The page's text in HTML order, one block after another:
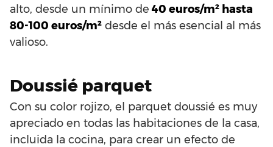
alto, desde un mínimo de 40 euros/m² hasta
80-100 euros/m² desde el más esencial al más
valioso.
Doussié parquet
Con su color rojizo, el parquet doussié es muy
apreciado en todas las habitaciones de la casa,
incluida la cocina, para crear un efecto de